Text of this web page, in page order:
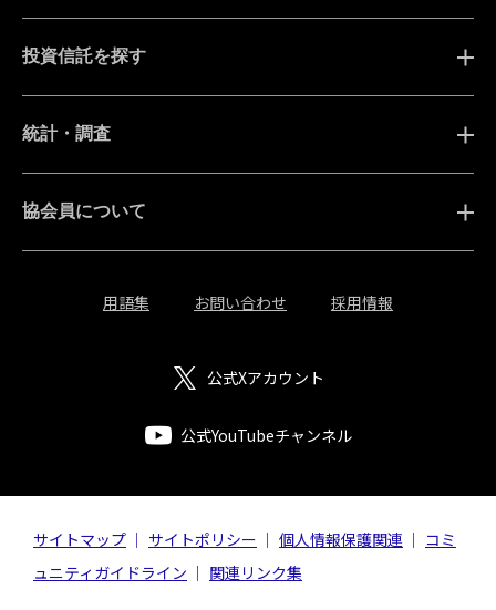
投資信託を探す
統計・調査
協会員について
用語集 お問い合わせ 採用情報
公式Xアカウント
公式YouTubeチャンネル
サイトマップ サイトポリシー 個人情報保護関連
コミ
ュニティガイドライン
関連リンク集